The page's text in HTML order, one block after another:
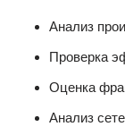
Анализ
Проверка
Оценка
Анализ